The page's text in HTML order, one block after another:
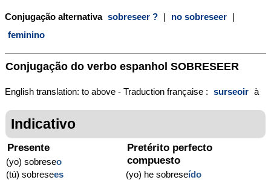
Conjugação alternativa sobreseer ? | no sobreseer |
feminino
Conjugação do verbo espanhol SOBRESEER
English translation: to above - Traduction française : surseoir à
Indicativo
Presente
(yo) sobreseo
(tú) sobresees
Pretérito perfecto
compuesto
(yo) he sobreseído